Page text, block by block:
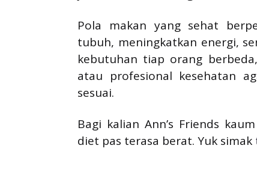
Pola makan yang sehat
tubuh, meningkatkan energi,
kebutuhan tiap orang
atau profesional kesehatan
sesuai.
Bagi kalian Ann’s Friends
diet pas terasa berat. Yuk simak